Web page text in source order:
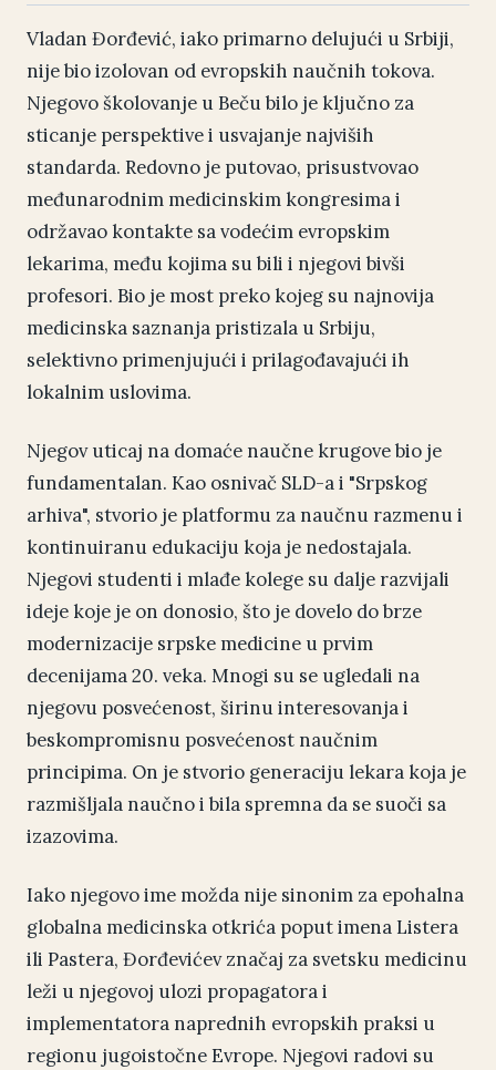
Vladan Đorđević, iako primarno delujući u Srbiji,
nije bio izolovan od evropskih naučnih tokova.
Njegovo školovanje u Beču bilo je ključno za
sticanje perspektive i usvajanje najviših
standarda. Redovno je putovao, prisustvovao
međunarodnim medicinskim kongresima i
održavao kontakte sa vodećim evropskim
lekarima, među kojima su bili i njegovi bivši
profesori. Bio je most preko kojeg su najnovija
medicinska saznanja pristizala u Srbiju,
selektivno primenjujući i prilagođavajući ih
lokalnim uslovima.
Njegov uticaj na domaće naučne krugove bio je
fundamentalan. Kao osnivač SLD-a i "Srpskog
arhiva", stvorio je platformu za naučnu razmenu i
kontinuiranu edukaciju koja je nedostajala.
Njegovi studenti i mlađe kolege su dalje razvijali
ideje koje je on donosio, što je dovelo do brze
modernizacije srpske medicine u prvim
decenijama 20. veka. Mnogi su se ugledali na
njegovu posvećenost, širinu interesovanja i
beskompromisnu posvećenost naučnim
principima. On je stvorio generaciju lekara koja je
razmišljala naučno i bila spremna da se suoči sa
izazovima.
Iako njegovo ime možda nije sinonim za epohalna
globalna medicinska otkrića poput imena Listera
ili Pastera, Đorđevićev značaj za svetsku medicinu
leži u njegovoj ulozi propagatora i
implementatora naprednih evropskih praksi u
regionu jugoistočne Evrope. Njegovi radovi su